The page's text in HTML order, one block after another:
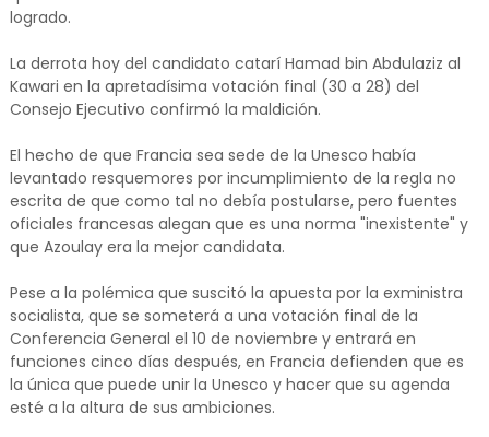
logrado.
La derrota hoy del candidato catarí Hamad bin Abdulaziz al
Kawari en la apretadísima votación final (30 a 28) del
Consejo Ejecutivo confirmó la maldición.
El hecho de que Francia sea sede de la Unesco había
levantado resquemores por incumplimiento de la regla no
escrita de que como tal no debía postularse, pero fuentes
oficiales francesas alegan que es una norma "inexistente" y
que Azoulay era la mejor candidata.
Pese a la polémica que suscitó la apuesta por la exministra
socialista, que se someterá a una votación final de la
Conferencia General el 10 de noviembre y entrará en
funciones cinco días después, en Francia defienden que es
la única que puede unir la Unesco y hacer que su agenda
esté a la altura de sus ambiciones.